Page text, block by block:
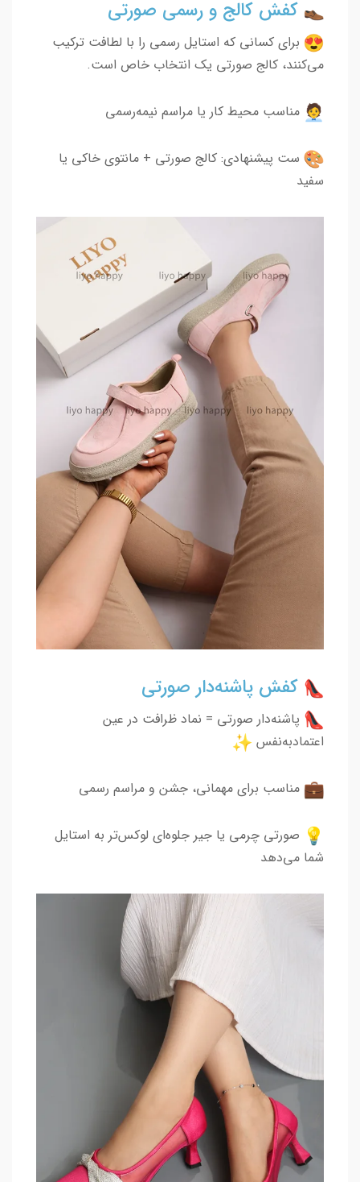
کفش کالج و رسمی صورتی
برای کسانی که استایل رسمی را با لطافت ترکیب
می‌کنند، کالج صورتی یک انتخاب خاص است.
مناسب محیط کار یا مراسم نیمه‌رسمی
ست پیشنهادی: کالج صورتی + مانتوی خاکی یا
سفید
کفش پاشنه‌دار صورتی
پاشنه‌دار صورتی = نماد ظرافت در عین
اعتمادبه‌نفس
مناسب برای مهمانی، جشن و مراسم رسمی
صورتی چرمی یا جیر جلوه‌ای لوکس‌تر به استایل
شما می‌دهد